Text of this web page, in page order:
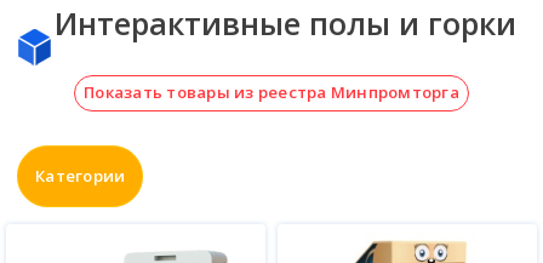
Интерактивные полы и горки
Показать товары из реестра Минпромторга
Категории